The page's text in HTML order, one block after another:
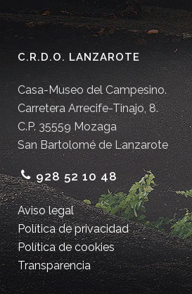
C.R.D.O. LANZAROTE
Casa-Museo del Campesino.
Carretera Arrecife-Tinajo, 8.
C.P. 35559 Mozaga
San Bartolomé de Lanzarote
928 52 10 48
Aviso legal
Política de privacidad
Política de cookies
Transparencia